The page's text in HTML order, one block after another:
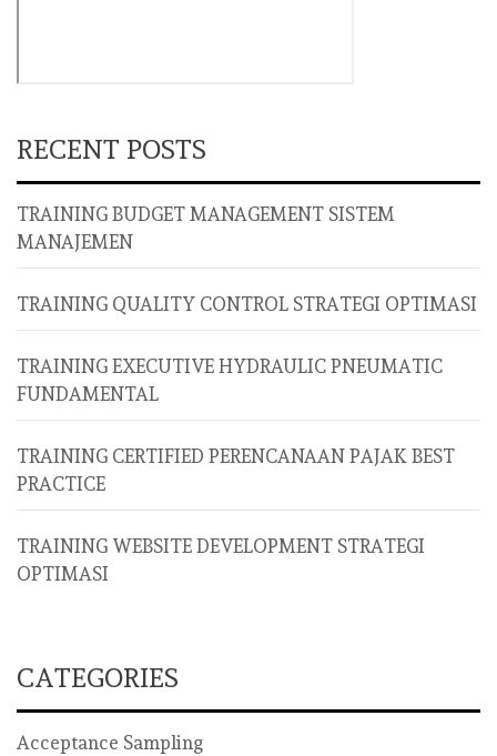
RECENT POSTS
TRAINING BUDGET MANAGEMENT SISTEM
MANAJEMEN
TRAINING QUALITY CONTROL STRATEGI OPTIMASI
TRAINING EXECUTIVE HYDRAULIC PNEUMATIC
FUNDAMENTAL
TRAINING CERTIFIED PERENCANAAN PAJAK BEST
PRACTICE
TRAINING WEBSITE DEVELOPMENT STRATEGI
OPTIMASI
CATEGORIES
Acceptance Sampling